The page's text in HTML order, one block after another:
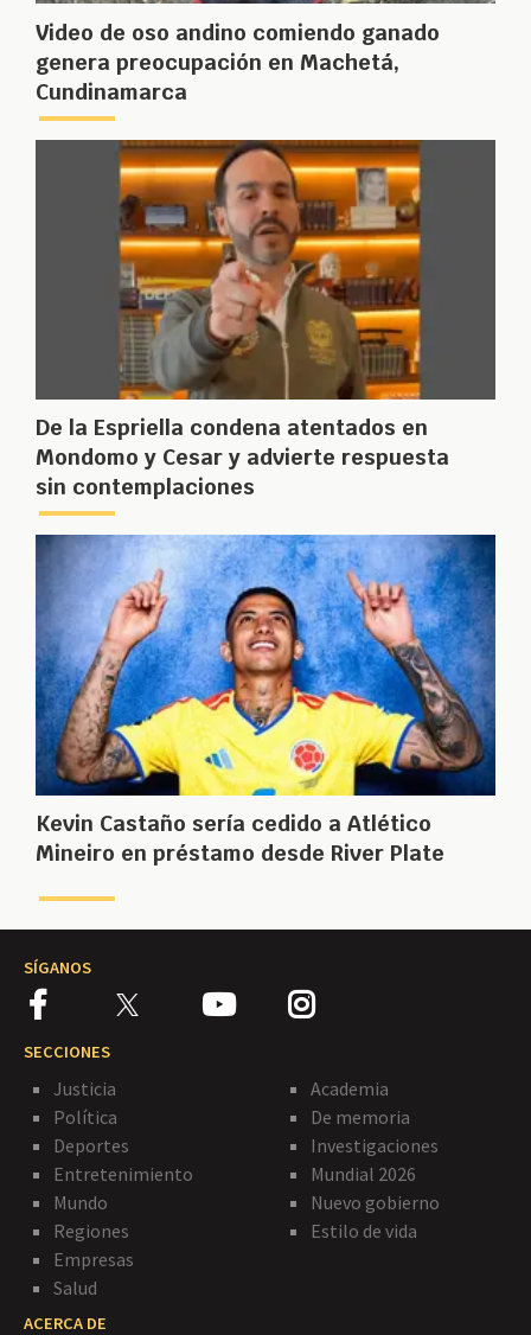
Video de oso andino comiendo ganado
genera preocupación en Machetá,
Cundinamarca
De la Espriella condena atentados en
Mondomo y Cesar y advierte respuesta
sin contemplaciones
Kevin Castaño sería cedido a Atlético
Mineiro en préstamo desde River Plate
SÍGANOS
SECCIONES
Justicia
Política
Deportes
Entretenimiento
Mundo
Regiones
Empresas
Salud
Academia
De memoria
Investigaciones
Mundial 2026
Nuevo gobierno
Estilo de vida
ACERCA DE